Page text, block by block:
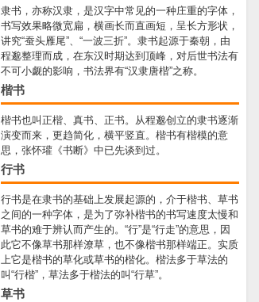
隶书，亦称汉隶，是汉字中常见的一种庄重的字体，
书写效果略微宽扁，横画长而直画短，呈长方形状，
讲究“蚕头雁尾”、“一波三折”。隶书起源于秦朝，由
程邈整理而成，在东汉时期达到顶峰，对后世书法有
不可小觑的影响，书法界有“汉隶唐楷”之称。
楷书
楷书也叫正楷、真书、正书。从程邈创立的隶书逐渐
演变而来，更趋简化，横平竖直。楷书有楷模的意
思，张怀瓘《书断》中已先谈到过。
行书
行书是在隶书的基础上发展起源的，介于楷书、草书
之间的一种字体，是为了弥补楷书的书写速度太慢和
草书的难于辨认而产生的。“行”是“行走”的意思，因
此它不像草书那样潦草，也不像楷书那样端正。实质
上它是楷书的草化或草书的楷化。楷法多于草法的
叫“行楷”，草法多于楷法的叫“行草”。
草书